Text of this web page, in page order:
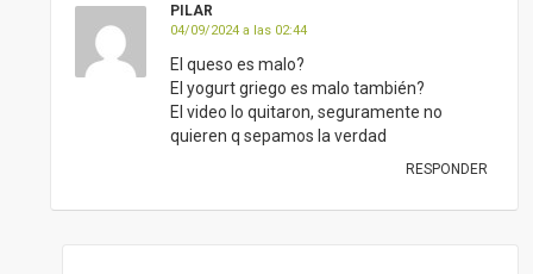
PILAR
04/09/2024 a las 02:44
El queso es malo?
El yogurt griego es malo también?
El video lo quitaron, seguramente no
quieren q sepamos la verdad
RESPONDER